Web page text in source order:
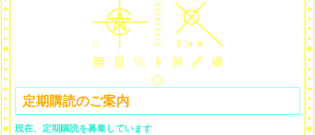
定期購読のご案内
現在、定期購読を募集しています